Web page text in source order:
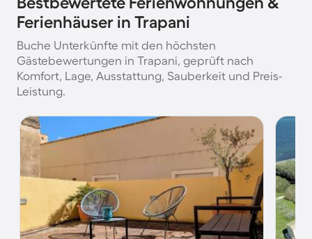
Ferienhäuser in Trapani
Buche Unterkünfte mit den höchsten
Gästebewertungen in Trapani, geprüft nach
Komfort, Lage, Ausstattung, Sauberkeit und Preis-
Leistung.